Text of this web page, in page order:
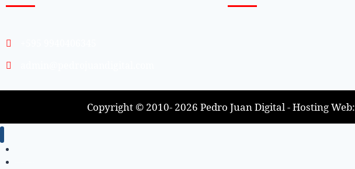
Copyright © 2010- 2026 Pedro Juan Digital - Hosting Web: